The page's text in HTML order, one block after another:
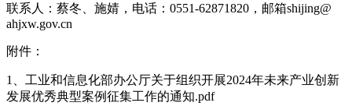
联系人：蔡冬、施婧，电话：0551-62871820，邮箱shijing@
ahjxw.gov.cn
附件：
1、工业和信息化部办公厅关于组织开展2024年未来产业创新
发展优秀典型案例征集工作的通知.pdf